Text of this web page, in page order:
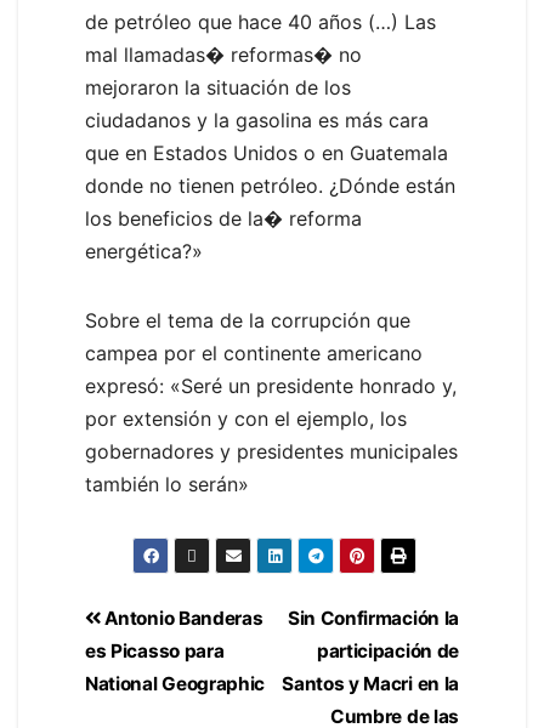
de petróleo que hace 40 años (…) Las
mal llamadas� reformas� no
mejoraron la situación de los
ciudadanos y la gasolina es más cara
que en Estados Unidos o en Guatemala
donde no tienen petróleo. ¿Dónde están
los beneficios de la� reforma
energética?»
Sobre el tema de la corrupción que
campea por el continente americano
expresó: «Seré un presidente honrado y,
por extensión y con el ejemplo, los
gobernadores y presidentes municipales
también lo serán»
Sin Confirmación la
participación de
Santos y Macri en la
Cumbre de las
Antonio Banderas
es Picasso para
National Geographic